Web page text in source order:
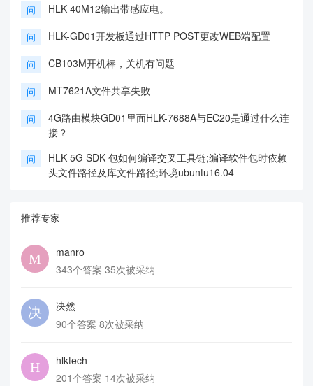
问 HLK-40M12输出带感应电。
问 HLK-GD01开发板通过HTTP POST更改WEB端配置
问 CB103M开机棒，关机有问题
问 MT7621A文件共享失败
问
4G路由模块GD01里面HLK-7688A与EC20是通过什么连
接？
问
HLK-5G SDK 包如何编译交叉工具链;编译软件包时依赖
头文件路径及库文件路径;环境ubuntu16.04
推荐专家
manro
343个答案 35次被采纳
决然
90个答案 8次被采纳
hlktech
201个答案 14次被采纳